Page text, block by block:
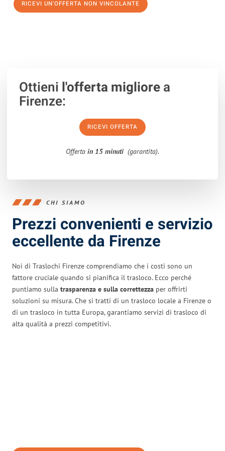
RICEVI UN'OFFERTA NON VINCOLANTE
Ottieni l'offerta migliorea
Firenze:
RICEVI OFFERTA
Offerta in 15 minuti (garantita).
CHI SIAMO
Prezzi convenienti e servizio
eccellente da Firenze
Noi di Traslochi Firenze comprendiamo che i costi sono un
fattore cruciale quando si pianifica il trasloco. Ecco perché
puntiamo sulla trasparenza e sulla correttezza per offrirti
soluzioni su misura. Che si tratti di un trasloco locale a Firenze o
di un trasloco in tutta Europa, garantiamo servizi di trasloco di
alta qualità a prezzi competitivi.